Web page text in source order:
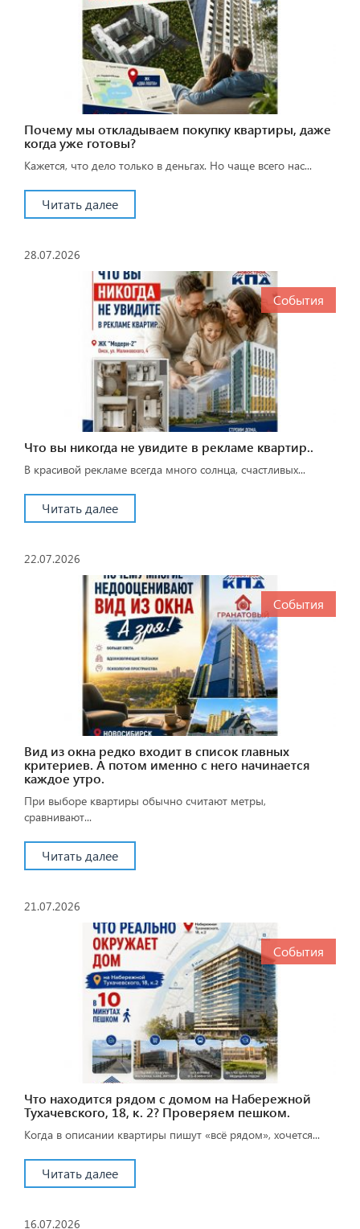
Почему мы откладываем покупку квартиры, даже
когда уже готовы?
Кажется, что дело только в деньгах. Но чаще всего нас...
Читать далее
28.07.2026
События
Что вы никогда не увидите в рекламе квартир..
В красивой рекламе всегда много солнца, счастливых...
Читать далее
22.07.2026
События
Вид из окна редко входит в список главных
критериев. А потом именно с него начинается
каждое утро.
При выборе квартиры обычно считают метры,
сравнивают...
Читать далее
21.07.2026
События
Что находится рядом с домом на Набережной
Тухачевского, 18, к. 2? Проверяем пешком.
Когда в описании квартиры пишут «всё рядом», хочется...
Читать далее
16.07.2026